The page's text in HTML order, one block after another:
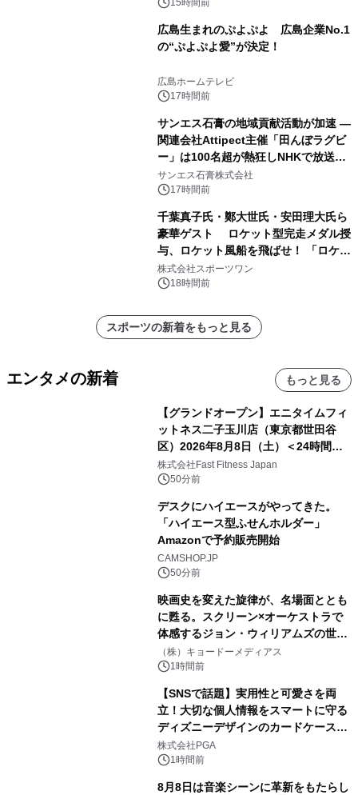
15時間前
広島生まれのぷよぷよ 広島企業No.1
の“ぷよぷよ愛”が決定！
広島ホームテレビ
17時間前
サンエス石膏の地域貢献活動が加速 ―
関連会社Attipect主催「田んぼラグビ
ー」は100名超が熱狂しNHKで放送さ
れました。
サンエス石膏株式会社
17時間前
千葉真子氏・鄭大世氏・安田理大氏ら
豪華ゲスト ロケット型完走メダル授
与、ロケット風船を飛ばせ！ 「ロケッ
トマラソン2026」開催
株式会社スポーツワン
18時間前
スポーツの新着をもっと見る
エンタメの新着 もっと見る
【グランドオープン】エニタイムフィ
ットネス二子玉川店（東京都世田谷
区）2026年8月8日（土）＜24時間年
中無休のフィットネスジム＞
株式会社Fast Fitness Japan
50分前
デスクにハイエースがやってきた。
「ハイエース型ふせんホルダー」
Amazonで予約販売開始
CAMSHOP.JP
50分前
映画史を変えた旋律が、名場面ととも
に甦る。スクリーン×オーケストラで
体感するジョン・ウィリアムズの世
界。ジョン・ウィリアムズ：シネマ・
スペクタキュラー・コンサート 開催決
定！
（株）キョードーメディアス
1時間前
【SNSで話題】実用性と可愛さを両
立！大切な個人情報をスマートに守る
ディズニーデザインのカードケースを
株式会社PGAが8月7日発売
株式会社PGA
1時間前
8月8日は音楽シーンに革新をもたらし